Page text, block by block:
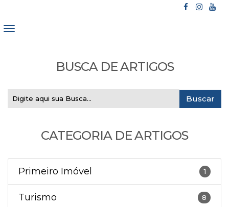
BUSCA DE ARTIGOS
CATEGORIA DE ARTIGOS
Primeiro Imóvel 1
Turismo 8